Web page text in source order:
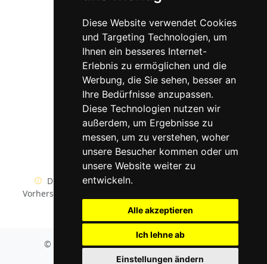
Diese Website verwendet Cookies
und Targeting Technologien, um
Ihnen ein besseres Internet-
Erlebnis zu ermöglichen und die
Werbung, die Sie sehen, besser an
Ihre Bedürfnisse anzupassen.
Diese Technologien nutzen wir
außerdem, um Ergebnisse zu
messen, um zu verstehen, woher
unsere Besucher kommen oder um
unsere Website weiter zu
entwickeln.
Alle akzeptieren
Ich lehne ab
Einstellungen ändern
Partner
FussballVorhersage
Betrush.com
Limso
Tippswetten.de
twitter/x
facebook/meta
Die besten kostenlosen WETT TIPS und Wetten
Vorhersagen von unserer Website sind nur Vorschläge.
© 2003-2026. MK Sport-Webs LTD All rights reserved.
Developed by Lech P.